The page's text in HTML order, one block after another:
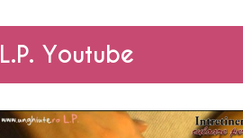
L.P. Youtube